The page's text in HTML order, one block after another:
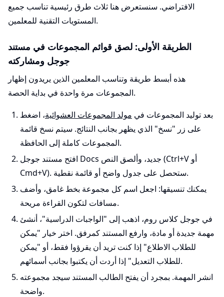
الافتراضي. سنستعرض هنا ثلاث طرق رئيسية تناسب جميع
المستويات التقنية للمعلمين.
الطريقة الأولى: لصق قوائم المجموعات في مستند
جوجل ومشاركته
هذه أبسط طريقة وتناسب المعلمين الذين يريدون إظهار
المجموعات مرة واحدة في بداية الحصة.
بعد توليد المجموعات في مولد المجموعات العشوائية، اضغط
على زر "نسخ" الذي يظهر بجانب النتائج. سيتم نسخ قائمة
المجموعات كاملة إلى الحافظة.
افتح مستند جوجل Docs جديد، وألصق النص (Ctrl+V أو
Cmd+V). ستحصل على جدول واضح أو قائمة نقطية.
يمكنك تنسيقها: اجعل اسم كل مجموعة بخط غامق، وأضف
مسافات لتكون القراءة مريحة.
في جوجل كلاس روم، اذهب إلى "الواجبات الدراسية"، أنشئ
مهمة جديدة أو مادة، وارفع المستند كمرفق. اختر خيار "يمكن
للطلاب الاطلاع" إذا كنت تريد أن يقرؤوا فقط، أو "يمكن
للطلاب التعديل" إذا أردت أن يكتبوا بجانب أسمائهم.
انشر المهمة. بمجرد أن يفتح الطالب المستند سيجد مجموعته
واضحة.